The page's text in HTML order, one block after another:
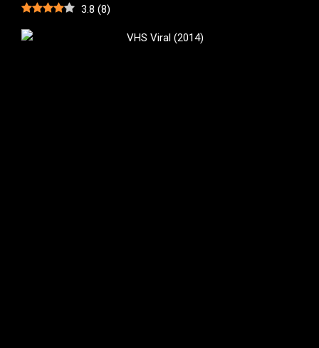
3.8 (8)